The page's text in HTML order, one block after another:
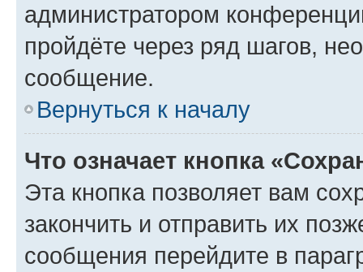
администратором
пройдёте через ряд шагов,
сообщение.
Вернуться к началу
Что означает кнопка
Эта кнопка позволяет вам
закончить и отправить их
сообщения перейдите в